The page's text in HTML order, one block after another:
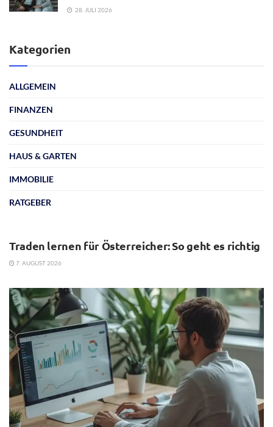
28. JULI 2026
Kategorien
ALLGEMEIN
FINANZEN
GESUNDHEIT
HAUS & GARTEN
IMMOBILIE
RATGEBER
Traden lernen für Österreicher: So geht es richtig
7. AUGUST 2026